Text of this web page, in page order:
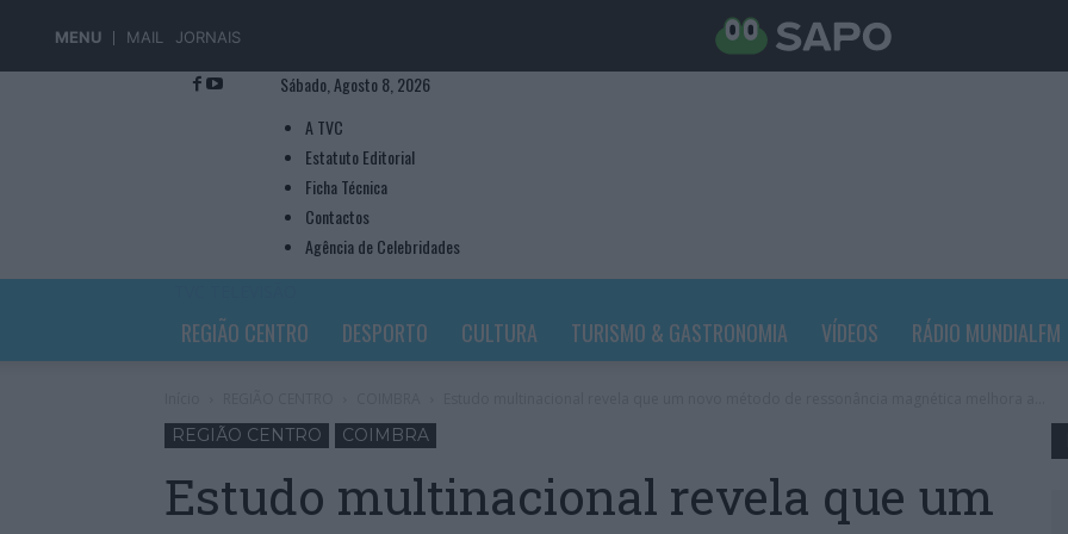
MENU MAIL JORNAIS
Sábado, Agosto 8, 2026
A TVC
Estatuto Editorial
Ficha Técnica
Contactos
Agência de Celebridades
REGIÃO CENTRO DESPORTO CULTURA TURISMO & GASTRONOMIA VÍDEOS RÁDIO MUNDIALFM
REGIÃO CENTRO COIMBRA
Estudo multinacional revela que um